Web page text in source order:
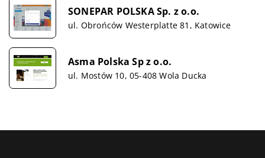
SONEPAR POLSKA Sp. z o.o.
ul. Obrońców Westerplatte 81, Katowice
Asma Polska Sp z o.o.
ul. Mostów 10, 05-408 Wola Ducka